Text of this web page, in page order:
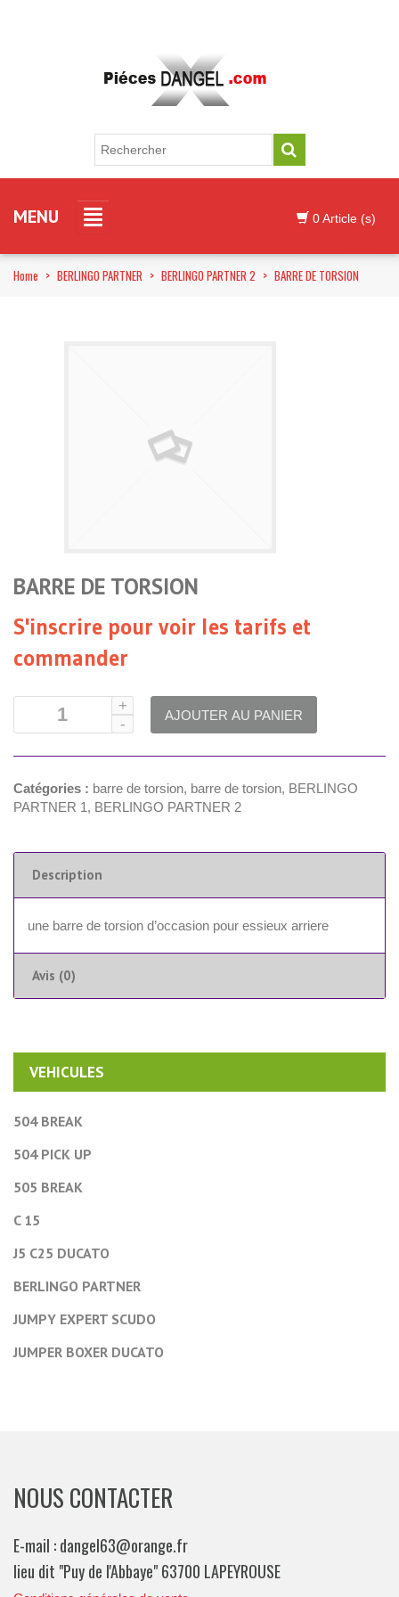
MENU 0 Article (s)
Home > BERLINGO PARTNER > BERLINGO PARTNER 2 > BARRE DE TORSION
BARRE DE TORSION
S'inscrire pour voir les tarifs et
commander
AJOUTER AU PANIER
Catégories : barre de torsion, barre de torsion, BERLINGO
PARTNER 1, BERLINGO PARTNER 2
Description
une barre de torsion d’occasion pour essieux arriere
Avis (0)
VEHICULES
504 BREAK
504 PICK UP
505 BREAK
C 15
J5 C25 DUCATO
BERLINGO PARTNER
JUMPY EXPERT SCUDO
JUMPER BOXER DUCATO
NOUS CONTACTER
E-mail : dangel63@orange.fr
lieu dit "Puy de l'Abbaye" 63700 LAPEYROUSE